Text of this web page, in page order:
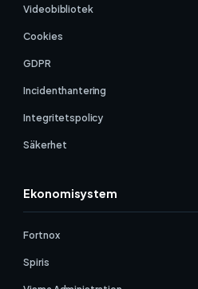
Videobibliotek
Cookies
GDPR
Incidenthantering
Integritetspolicy
Säkerhet
Ekonomisystem
Fortnox
Spiris